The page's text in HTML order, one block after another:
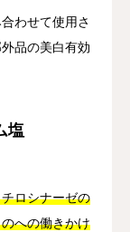
わせて使用さ
品の美白有効
塩
ロシナーゼの
への働きかけ